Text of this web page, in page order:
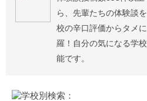
ら、先輩たちの体験談
校の辛口評価からタメ
羅！自分の気になる学
能です。
学校別検索：